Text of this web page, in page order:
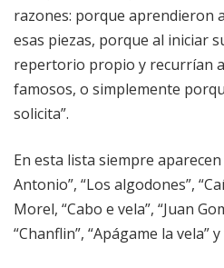
razones: porque aprendieron
esas piezas, porque al iniciar
repertorio propio y recurrían
famosos, o simplemente
solicita”.
En esta lista siempre
Antonio”, “Los algodones”,
Morel, “Cabo e vela”, “Juan
“Chanflin”, “Apágame la vela”